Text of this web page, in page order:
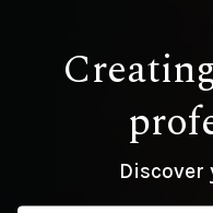
Discover